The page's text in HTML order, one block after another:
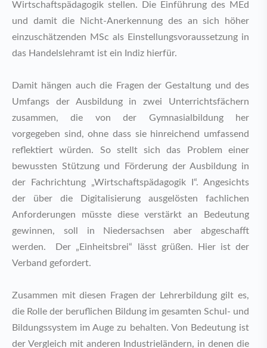
Wirtschaftspädagogik stellen. Die Einführung des MEd
und damit die Nicht-Anerkennung des an sich höher
einzuschätzenden MSc als Einstellungsvoraussetzung in
das Handelslehramt ist ein Indiz hierfür.
Damit hängen auch die Fragen der Gestaltung und des
Umfangs der Ausbildung in zwei Unterrichtsfächern
zusammen, die von der Gymnasialbildung her
vorgegeben sind, ohne dass sie hinreichend umfassend
reflektiert würden. So stellt sich das Problem einer
bewussten Stützung und Förderung der Ausbildung in
der Fachrichtung „Wirtschaftspädagogik I“. Angesichts
der über die Digitalisierung ausgelösten fachlichen
Anforderungen müsste diese verstärkt an Bedeutung
gewinnen, soll in Niedersachsen aber abgeschafft
werden. Der „Einheitsbrei“ lässt grüßen. Hier ist der
Verband gefordert.
Zusammen mit diesen Fragen der Lehrerbildung gilt es,
die Rolle der beruflichen Bildung im gesamten Schul- und
Bildungssystem im Auge zu behalten. Von Bedeutung ist
der Vergleich mit anderen Industrieländern, in denen die